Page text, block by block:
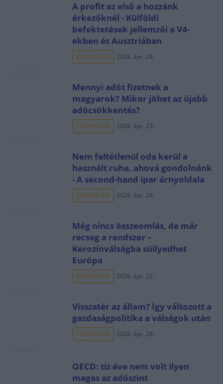
A profit az első a hozzánk
érkezőknél - Külföldi
befektetések jellemzői a V4-
ekben és Ausztriában
ELEMZÉSEK 2026. ápr. 24.
Mennyi adót fizetnek a
magyarok? Mikor jöhet az újabb
adócsökkentés?
ELEMZÉSEK 2026. ápr. 23.
Nem feltétlenül oda kerül a
használt ruha, ahová gondolnánk
- A second-hand ipar árnyoldala
ELEMZÉSEK 2026. ápr. 26.
Még nincs összeomlás, de már
recseg a rendszer –
Kerozinválságba süllyedhet
Európa
ELEMZÉSEK 2026. ápr. 22.
Visszatér az állam? Így változott a
gazdaságpolitika a válságok után
ELEMZÉSEK 2026. ápr. 28.
OECD: tíz éve nem volt ilyen
magas az adószint